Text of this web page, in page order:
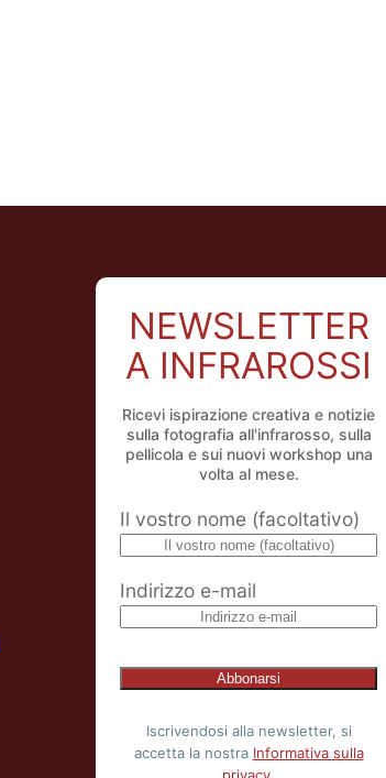
NEWSLETTER
A INFRAROSSI
Ricevi ispirazione creativa e notizie
sulla fotografia all'infrarosso, sulla
pellicola e sui nuovi workshop una
volta al mese.
Il vostro nome (facoltativo)
Indirizzo e-mail
Iscrivendosi alla newsletter, si
accetta la nostra Informativa sulla